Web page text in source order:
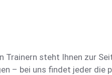
steht Ihnen zur
– bei uns findet jeder die